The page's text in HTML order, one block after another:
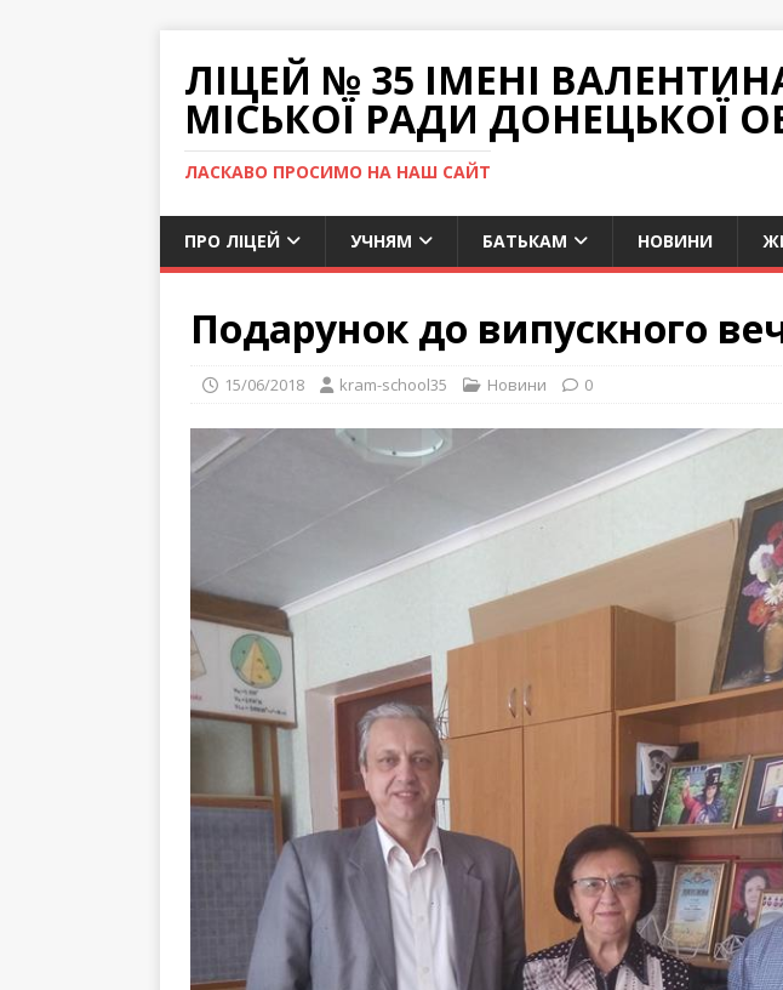
ЛІЦЕЙ № 35 ІМЕНІ
МІСЬКОЇ РАДИ ДОНЕЦЬКОЇ
ЛАСКАВО ПРОСИМО НА НАШ САЙТ
ПРО ЛІЦЕЙ УЧНЯМ БАТЬКАМ НОВИНИ
Подарунок до випускного
15/06/2018 kram-school35 Новини 0